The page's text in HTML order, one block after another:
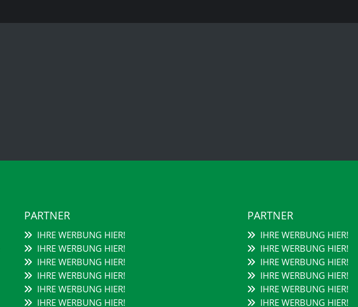
PARTNER
IHRE WERBUNG HIER!
IHRE WERBUNG HIER!
IHRE WERBUNG HIER!
IHRE WERBUNG HIER!
IHRE WERBUNG HIER!
IHRE WERBUNG HIER!
PARTNER
IHRE WERBUNG HIER!
IHRE WERBUNG HIER!
IHRE WERBUNG HIER!
IHRE WERBUNG HIER!
IHRE WERBUNG HIER!
IHRE WERBUNG HIER!